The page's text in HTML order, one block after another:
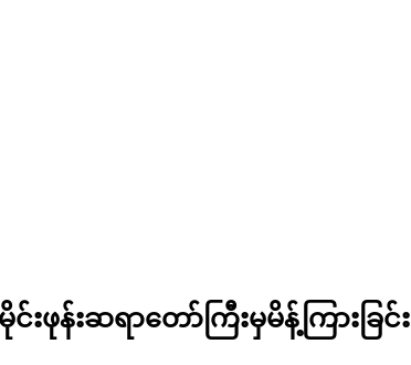
ဖုန်းဆရာတော်ကြီးမှမိန့်ကြားခြင်း